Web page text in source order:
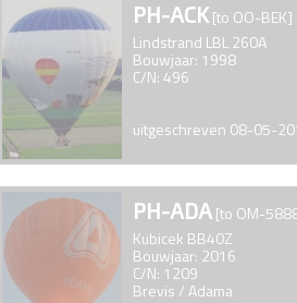
PH-ACK[to OO-BEK]
Lindstrand LBL 260A
Bouwjaar: 1998
C/N: 496
uitgeschreven 08-05-
PH-ADA[to OM-
Kubicek BB40Z
Bouwjaar: 2016
C/N: 1209
Brevis / Adama